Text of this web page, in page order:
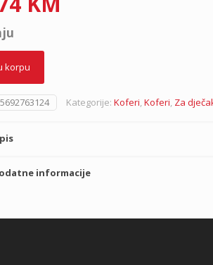
korpu
Kategorije: Koferi Koferi Za
informacije